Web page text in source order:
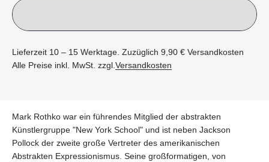
Lieferzeit 10 – 15 Werktage. Zuzüglich 9,90 € Versandkosten
Alle Preise inkl. MwSt. zzgl.Versandkosten
Mark Rothko war ein führendes Mitglied der abstrakten
Künstlergruppe "New York School" und ist neben Jackson
Pollock der zweite große Vertreter des amerikanischen
Abstrakten Expressionismus. Seine großformatigen, von